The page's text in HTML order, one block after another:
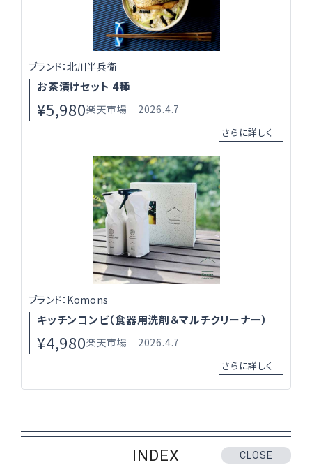
ブランド：北川半兵衛
お茶漬けセット 4種
¥5,980楽天市場｜2026.4.7
ブランド：Komons
キッチンコンビ（食器用洗剤＆マルチクリーナー）
¥4,980楽天市場｜2026.4.7
INDEX CLOSE